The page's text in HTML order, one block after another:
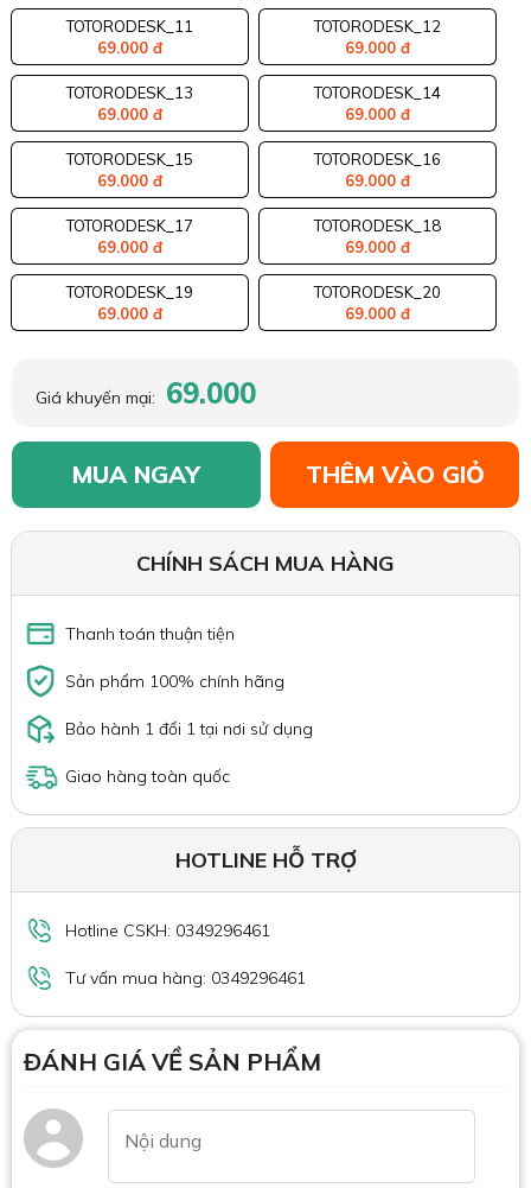
TOTORODESK_11
69.000 đ
TOTORODESK_12
69.000 đ
TOTORODESK_13
69.000 đ
TOTORODESK_14
69.000 đ
TOTORODESK_15
69.000 đ
TOTORODESK_16
69.000 đ
TOTORODESK_17
69.000 đ
TOTORODESK_18
69.000 đ
TOTORODESK_19
69.000 đ
TOTORODESK_20
69.000 đ
Giá khuyến mại: 69.000
MUA NGAY THÊM VÀO GIỎ
CHÍNH SÁCH MUA HÀNG
Thanh toán thuận tiện
Sản phẩm 100% chính hãng
Bảo hành 1 đổi 1 tại nơi sử dụng
Giao hàng toàn quốc
HOTLINE HỖ TRỢ
Hotline CSKH: 0349296461
Tư vấn mua hàng: 0349296461
ĐÁNH GIÁ VỀ SẢN PHẨM